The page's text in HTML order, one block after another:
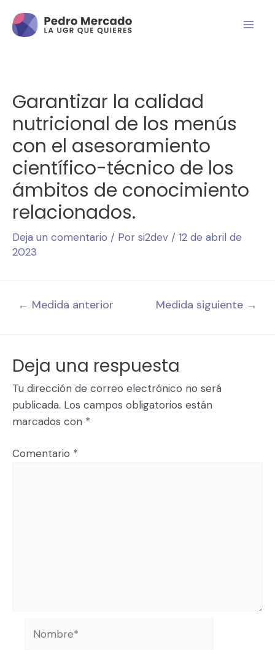
Garantizar la calidad
nutricional de los menús
con el asesoramiento
científico-técnico de los
ámbitos de conocimiento
relacionados.
Deja un comentario / Por si2dev / 12 de abril de
2023
← Medida anterior Medida siguiente →
Deja una respuesta
Tu dirección de correo electrónico no será
publicada. Los campos obligatorios están
marcados con *
Comentario *